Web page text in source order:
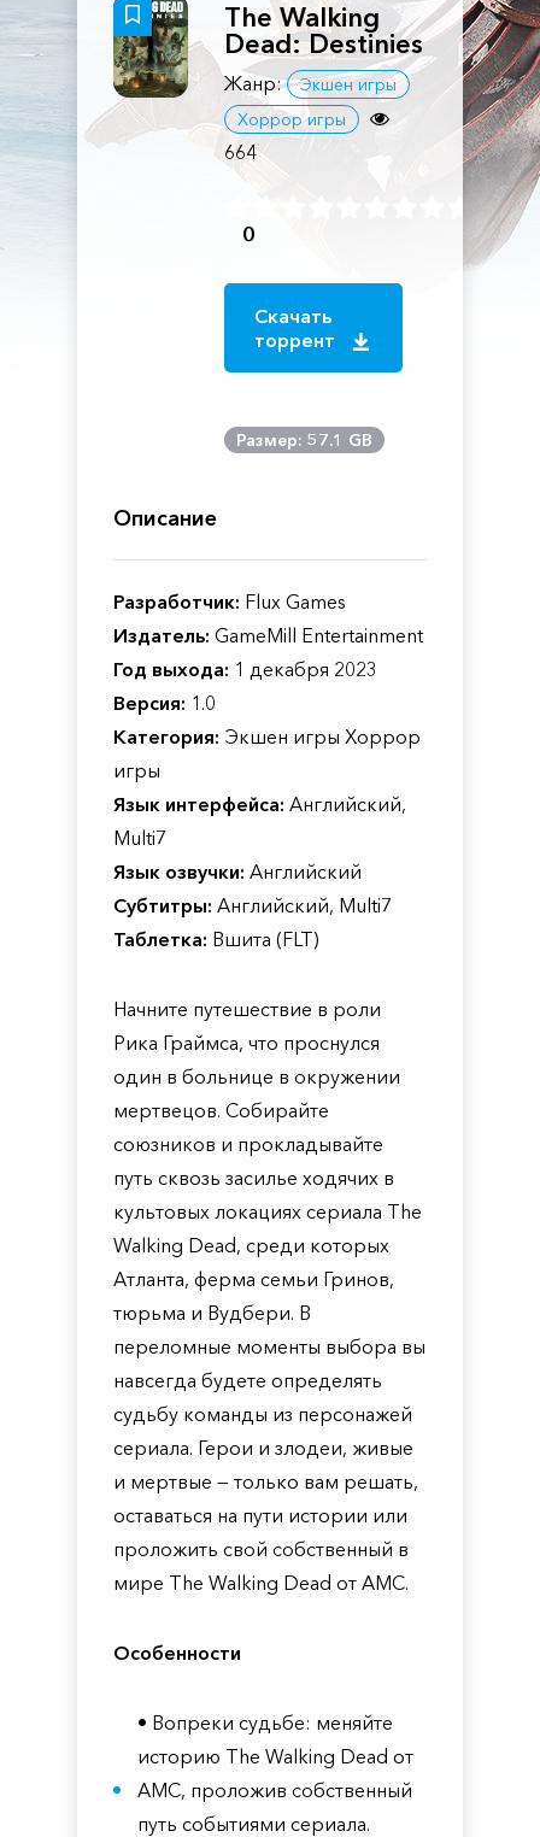
The Walking
Dead: Destinies
Жанр:
Экшен игры
Хоррор игры
664
0
Скачать
торрент
Размер: 57.1 GB
Описание
Разработчик: Flux Games
Издатель: GameMill Entertainment
Год выхода: 1 декабря 2023
Версия: 1.0
Категория: Экшен игры Хоррор
игры
Язык интерфейса: Английский,
Multi7
Язык озвучки: Английский
Субтитры: Английский, Multi7
Таблетка: Вшита (FLT)
Начните путешествие в роли
Рика Граймса, что проснулся
один в больнице в окружении
мертвецов. Собирайте
союзников и прокладывайте
путь сквозь засилье ходячих в
культовых локациях сериала The
Walking Dead, среди которых
Атланта, ферма семьи Гринов,
тюрьма и Вудбери. В
переломные моменты выбора вы
навсегда будете определять
судьбу команды из персонажей
сериала. Герои и злодеи, живые
и мертвые — только вам решать,
оставаться на пути истории или
проложить свой собственный в
мире The Walking Dead от AMC.
Особенности
• Вопреки судьбе: меняйте
историю The Walking Dead от
AMC, проложив собственный
путь событиями сериала.